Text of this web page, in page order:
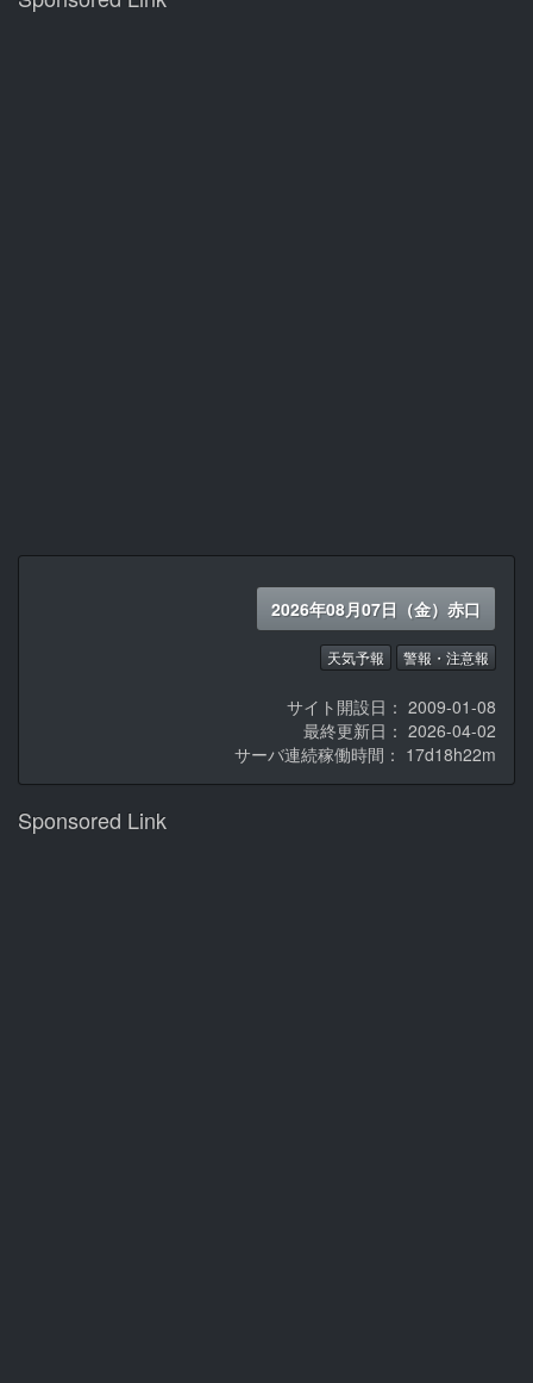
2026年08月07日（金）赤口
天気予報 警報・注意報
サイト開設日： 2009-01-08
最終更新日： 2026-04-02
サーバ連続稼働時間： 17d18h22m
Sponsored Link